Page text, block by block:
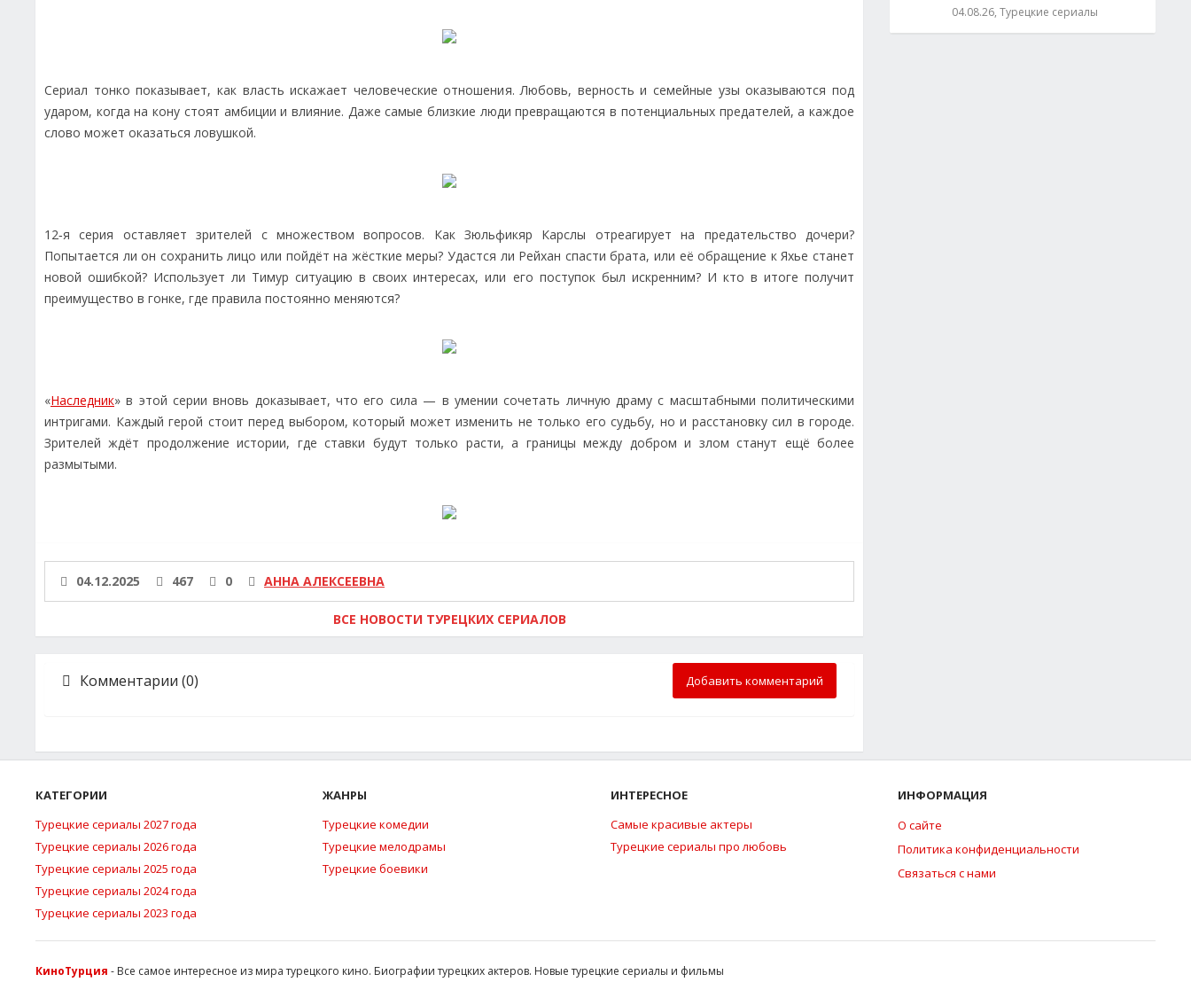
Сериал тонко показывает, как власть искажает человеческие отношения. Любовь, верность и семейные узы оказываются под
ударом, когда на кону стоят амбиции и влияние. Даже самые близкие люди превращаются в потенциальных предателей, а каждое
слово может оказаться ловушкой.
12‑я серия оставляет зрителей с множеством вопросов. Как Зюльфикяр Карслы отреагирует на предательство дочери?
Попытается ли он сохранить лицо или пойдёт на жёсткие меры? Удастся ли Рейхан спасти брата, или её обращение к Яхье станет
новой ошибкой? Использует ли Тимур ситуацию в своих интересах, или его поступок был искренним? И кто в итоге получит
преимущество в гонке, где правила постоянно меняются?
«Наследник» в этой серии вновь доказывает, что его сила — в умении сочетать личную драму с масштабными политическими
интригами. Каждый герой стоит перед выбором, который может изменить не только его судьбу, но и расстановку сил в городе.
Зрителей ждёт продолжение истории, где ставки будут только расти, а границы между добром и злом станут ещё более
размытыми.
04.12.2025 467 0 АННА АЛЕКСЕЕВНА
ВСЕ НОВОСТИ ТУРЕЦКИХ СЕРИАЛОВ
Комментарии (0) Добавить комментарий
04.08.26, Турецкие сериалы
КАТЕГОРИИ
Турецкие сериалы 2027 года
Турецкие сериалы 2026 года
Турецкие сериалы 2025 года
Турецкие сериалы 2024 года
Турецкие сериалы 2023 года
ЖАНРЫ
Турецкие комедии
Турецкие мелодрамы
Турецкие боевики
ИНТЕРЕСНОЕ
Самые красивые актеры
Турецкие сериалы про любовь
ИНФОРМАЦИЯ
О сайте
Политика конфиденциальности
Связаться с нами
КиноТурция - Все самое интересное из мира турецкого кино. Биографии турецких актеров. Новые турецкие сериалы и фильмы